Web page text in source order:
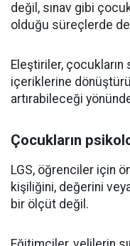
değil, sınav gibi
olduğu süreçlerde
Eleştiriler,
içeriklerine
artırabileceği
Çocukların
LGS, öğrenciler için
kişiliğini, değerini
bir ölçüt değil.